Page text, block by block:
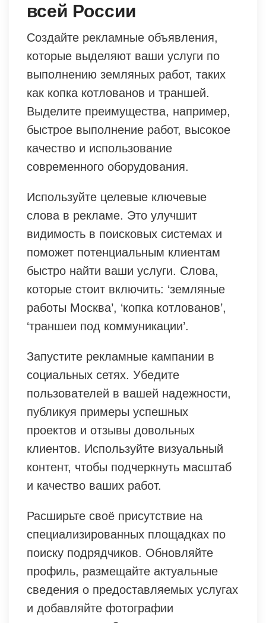
всей России
Создайте рекламные объявления,
которые выделяют ваши услуги по
выполнению земляных работ, таких
как копка котлованов и траншей.
Выделите преимущества, например,
быстрое выполнение работ, высокое
качество и использование
современного оборудования.
Используйте целевые ключевые
слова в рекламе. Это улучшит
видимость в поисковых системах и
поможет потенциальным клиентам
быстро найти ваши услуги. Слова,
которые стоит включить: ‘земляные
работы Москва’, ‘копка котлованов’,
‘траншеи под коммуникации’.
Запустите рекламные кампании в
социальных сетях. Убедите
пользователей в вашей надежности,
публикуя примеры успешных
проектов и отзывы довольных
клиентов. Используйте визуальный
контент, чтобы подчеркнуть масштаб
и качество ваших работ.
Расширьте своё присутствие на
специализированных площадках по
поиску подрядчиков. Обновляйте
профиль, размещайте актуальные
сведения о предоставляемых услугах
и добавляйте фотографии